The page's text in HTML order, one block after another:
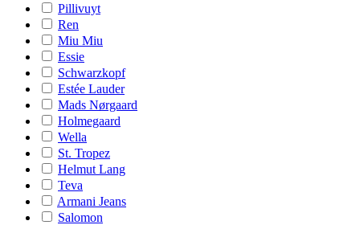
Pillivuyt
Ren
Miu Miu
Essie
Schwarzkopf
Estée Lauder
Mads Nørgaard
Holmegaard
Wella
St. Tropez
Helmut Lang
Teva
Armani Jeans
Salomon